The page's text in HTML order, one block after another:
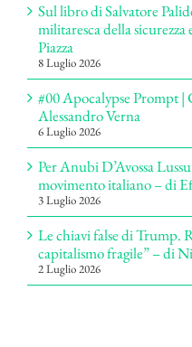
Sul libro di Salvatore
militaresca della
Piazza
8 Luglio 2026
#00 Apocalypse Prompt |
Alessandro Verna
6 Luglio 2026
Per Anubi D’Avossa
movimento italiano – di
3 Luglio 2026
Le chiavi false di Trump.
capitalismo fragile” – di
2 Luglio 2026